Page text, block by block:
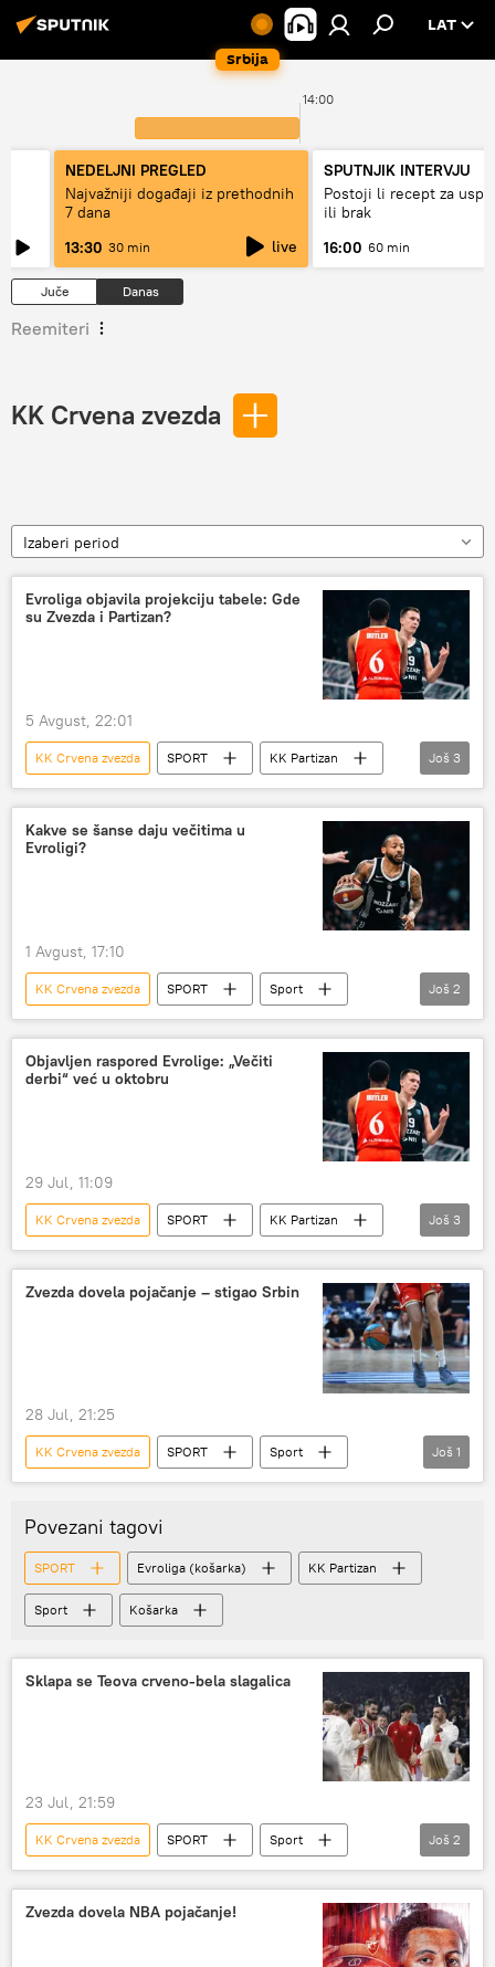
Srbija
LAT
14:00
NEDELJNI PREGLED
Najvažniji događaji iz prethodnih
7 dana
13:30 30 min live
SPUTNJIK INTERVJU
Postoji li recept za
ili brak
16:00 60 min
Juče Danas
Reemiteri
KK Crvena zvezda
Izaberi period
Evroliga objavila projekciju tabele: Gde
su Zvezda i Partizan?
5 Avgust, 22:01
KK Crvena zvezda SPORT
KK Partizan
Evroliga (košarka)
Sport Košarka
Još 3
Kakve se šanse daju večitima u
Evroligi?
1 Avgust, 17:10
KK Crvena zvezda SPORT
Sport
Košarka
KK Partizan
Još 2
Objavljen raspored Evrolige: „Večiti
derbi“ već u oktobru
29 Jul, 11:09
KK Crvena zvezda SPORT
KK Partizan
Evroliga (košarka)
Sport Košarka
Još 3
Zvezda dovela pojačanje – stigao Srbin
28 Jul, 21:25
KK Crvena zvezda SPORT
Sport
Košarka
Još 1
Povezani tagovi
SPORT Evroliga (košarka) KK Partizan
Sport Košarka
Sklapa se Teova crveno-bela slagalica
23 Jul, 21:59
KK Crvena zvezda SPORT
Sport
Košarka
Evroliga (košarka)
Još 2
Zvezda dovela NBA pojačanje!